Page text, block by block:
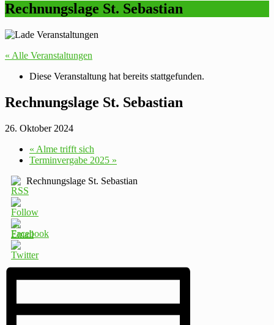
Rechnungslage St. Sebastian
« Alle Veranstaltungen
Diese Veranstaltung hat bereits stattgefunden.
Rechnungslage St. Sebastian
26. Oktober 2024
« Alme trifft sich
Terminvergabe 2025 »
Rechnungslage St. Sebastian